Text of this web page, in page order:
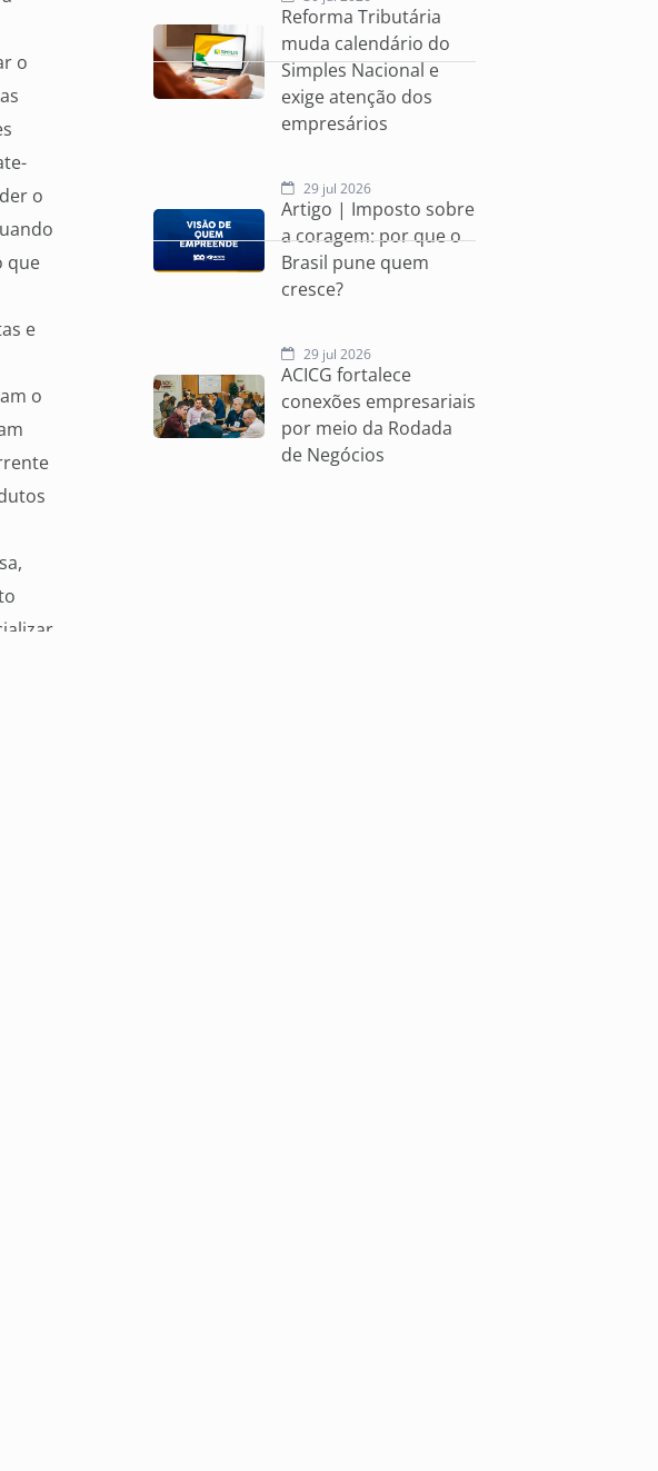
o
o
que
e
o
Reforma Tributária
muda calendário do
Simples Nacional e
exige atenção dos
empresários
29 jul 2026
Artigo | Imposto sobre
a coragem: por que o
Brasil pune quem
cresce?
29 jul 2026
ACICG fortalece
conexões empresariais
por meio da Rodada
de Negócios